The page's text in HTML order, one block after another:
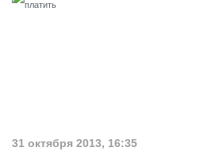
31 октября 2013, 16:35